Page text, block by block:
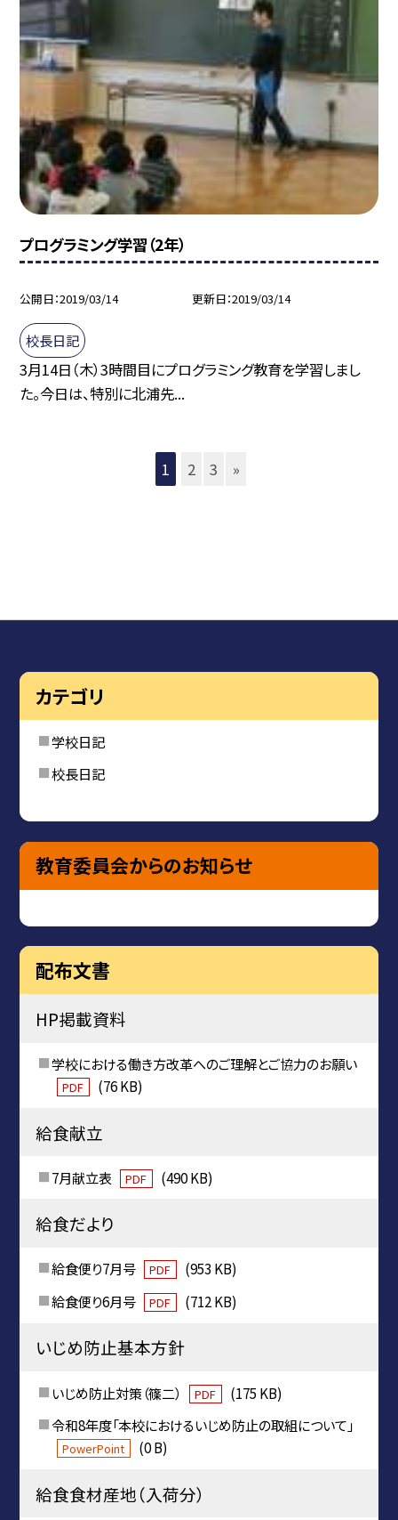
プログラミング学習（2年）
公開日 2019/03/14 更新日 2019/03/14
校長日記
3月14日（木）3時間目にプログラミング教育を学習しまし
た。今日は、特別に北浦先...
1 2 3 »
カテゴリ
学校日記
校長日記
教育委員会からのお知らせ
配布文書
HP掲載資料
学校における働き方改革へのご理解とご協力のお願い
PDF (76 KB)
給食献立
7月献立表 PDF (490 KB)
給食だより
給食便り7月号 PDF
(953 KB)
給食便り6月号
PDF (712 KB)
いじめ防止基本方針
いじめ防止対策（篠二） PDF
(175 KB)
令和8年度「本校におけるいじめ防止の取組について」
PowerPoint (0 B)
給食食材産地（入荷分）